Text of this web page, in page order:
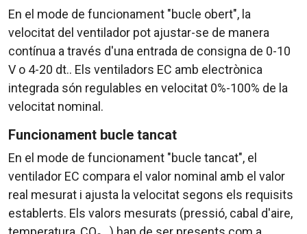
En el mode de funcionament "bucle obert", la
velocitat del ventilador pot ajustar-se de manera
contínua a través d'una entrada de consigna de 0-10
V o 4-20 dt.. Els ventiladors EC amb electrònica
integrada són regulables en velocitat 0%-100% de la
velocitat nominal.
Funcionament bucle tancat
En el mode de funcionament "bucle tancat", el
ventilador EC compara el valor nominal amb el valor
real mesurat i ajusta la velocitat segons els requisits
establerts. Els valors mesurats (pressió, cabal d'aire,